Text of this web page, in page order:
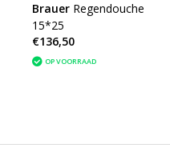
Brauer Regendouche
15*25
€136,50
OP VOORRAAD